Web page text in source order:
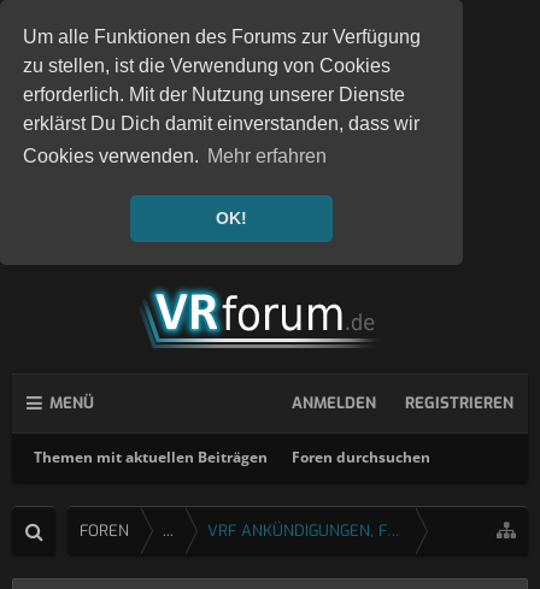
Um alle Funktionen des Forums zur Verfügung
zu stellen, ist die Verwendung von Cookies
erforderlich. Mit der Nutzung unserer Dienste
erklärst Du Dich damit einverstanden, dass wir
Cookies verwenden. Mehr erfahren
OK!
MENÜ
Themen mit aktuellen Beiträgen Foren durchsuchen
ANMELDEN REGISTRIEREN
FOREN ... VRF ANKÜNDIGUNGEN, FEEDBACK & FRAGEN